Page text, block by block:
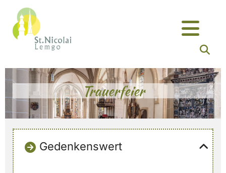
Zum Inhalt springen
Trauerfeier
Gedenkenswert